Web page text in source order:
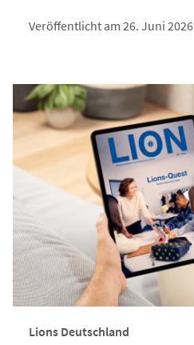
Veröffentlicht am 26. Juni 2026
Lions Deutschland